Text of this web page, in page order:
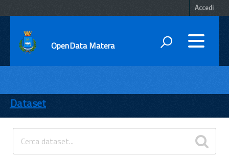
Accedi
OpenData Matera
ENTI
TEMI
INFORMAZIONI
Dataset